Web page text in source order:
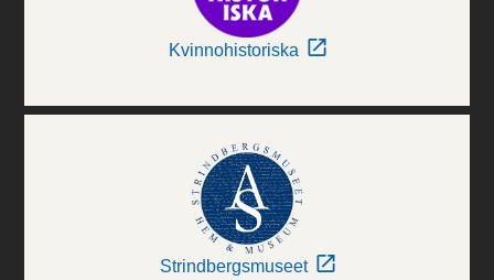
Kvinnohistoriska
Strindbergsmuseet